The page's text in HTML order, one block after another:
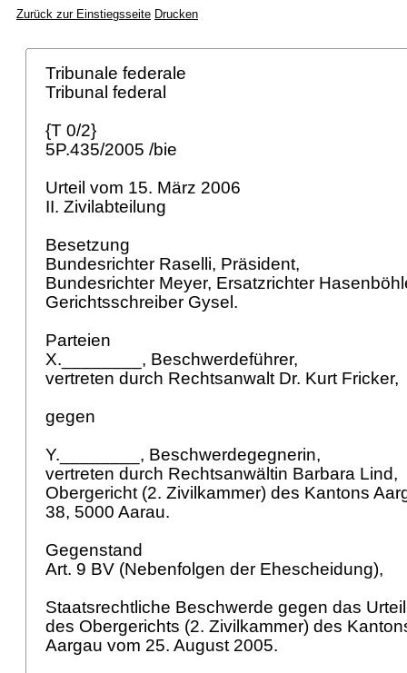
Zurück zur Einstiegsseite Drucken
Tribunale federale
Tribunal federal
{T 0/2}
5P.435/2005 /bie
Urteil vom 15. März 2006
II. Zivilabteilung
Besetzung
Bundesrichter Raselli, Präsident,
Bundesrichter Meyer, Ersatzrichter
Gerichtsschreiber Gysel.
Parteien
X.________, Beschwerdeführer,
vertreten durch Rechtsanwalt Dr. Kurt Fricker,
gegen
Y.________, Beschwerdegegnerin,
vertreten durch Rechtsanwältin Barbara Lind,
Obergericht (2. Zivilkammer) des Kantons
38, 5000 Aarau.
Gegenstand
Art. 9 BV (Nebenfolgen der Ehescheidung),
Staatsrechtliche Beschwerde gegen das
des Obergerichts (2. Zivilkammer) des
Aargau vom 25. August 2005.